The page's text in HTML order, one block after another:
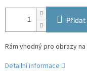
Přidat
Rám vhodný pro obrazy
Detailní informace